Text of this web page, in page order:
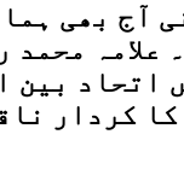
آج بھی
علامہ محمد
اتحاد بین
کردار